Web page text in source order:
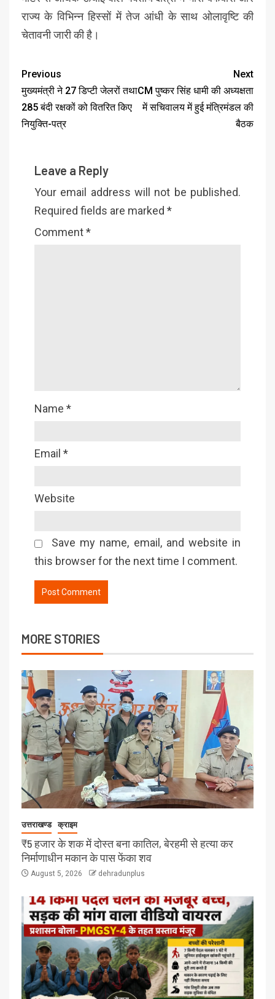
राज्य के विभिन्न हिस्सों में तेज आंधी के साथ ओलावृष्टि की
चेतावनी जारी की है।
Previous
मुख्यमंत्री ने 27 डिप्टी जेलरों तथा
285 बंदी रक्षकों को वितरित किए
नियुक्ति-पत्र
Next
CM पुष्कर सिंह धामी की अध्यक्षता
में सचिवालय में हुई मंत्रिमंडल की
बैठक
Leave a Reply
Your email address will not be published.
Required fields are marked *
Comment*
Name *
Email *
Website
Save my name, email, and website in
this browser for the next time I comment.
MORE STORIES
उत्तराखण्ड क्राइम
₹5 हजार के शक में दोस्त बना कातिल, बेरहमी से हत्या कर
निर्माणाधीन मकान के पास फेंका शव
August 5, 2026 dehradunplus